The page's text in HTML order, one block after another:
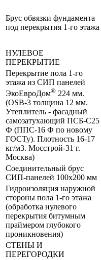
Брус обвязки фундамента
под перекрытия 1-го этажа
НУЛЕВОЕ
ПЕРЕКРЫТИЕ
Перекрытие пола 1-го
этажа из СИП панелей
ЭкоЕвроДом® 224 мм.
(OSB-3 толщина 12 мм.
Утеплитель - фасадный
самозатухающий ПСБ-С25
Ф (ППС-16 Ф по новому
ГОСТу). Плотность 16-17
кг/м3. Мосстрой-31 г.
Москва)
Соединительный брус
СИП-панелей 100х200 мм
Гидроизоляция наружной
стороны пола 1-го этажа
(обработка нулевого
перекрытия битумным
праймером глубокого
проникновения)
СТЕНЫ И
ПЕРЕГОРОДКИ